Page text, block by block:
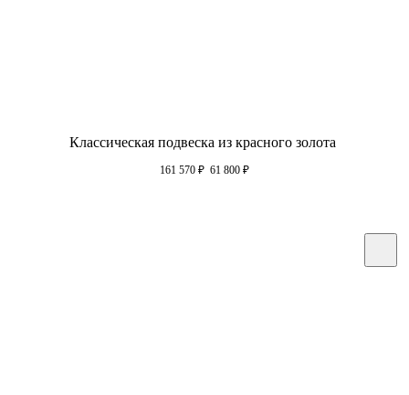
Классическая подвеска из красного золота
161 570 ₽ 61 800 ₽